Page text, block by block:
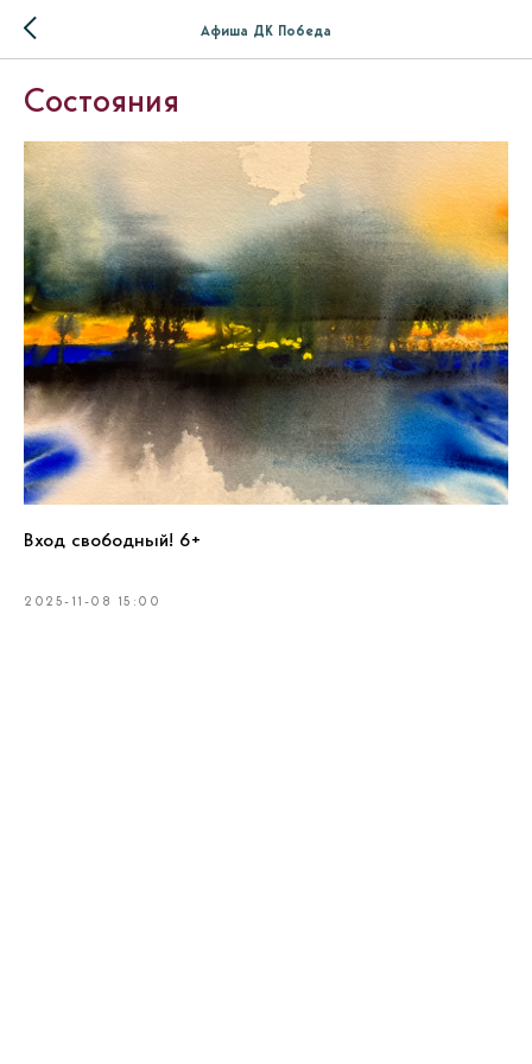
Афиша ДК Победа
Состояния
Вход свободный! 6+
2025-11-08 15:00